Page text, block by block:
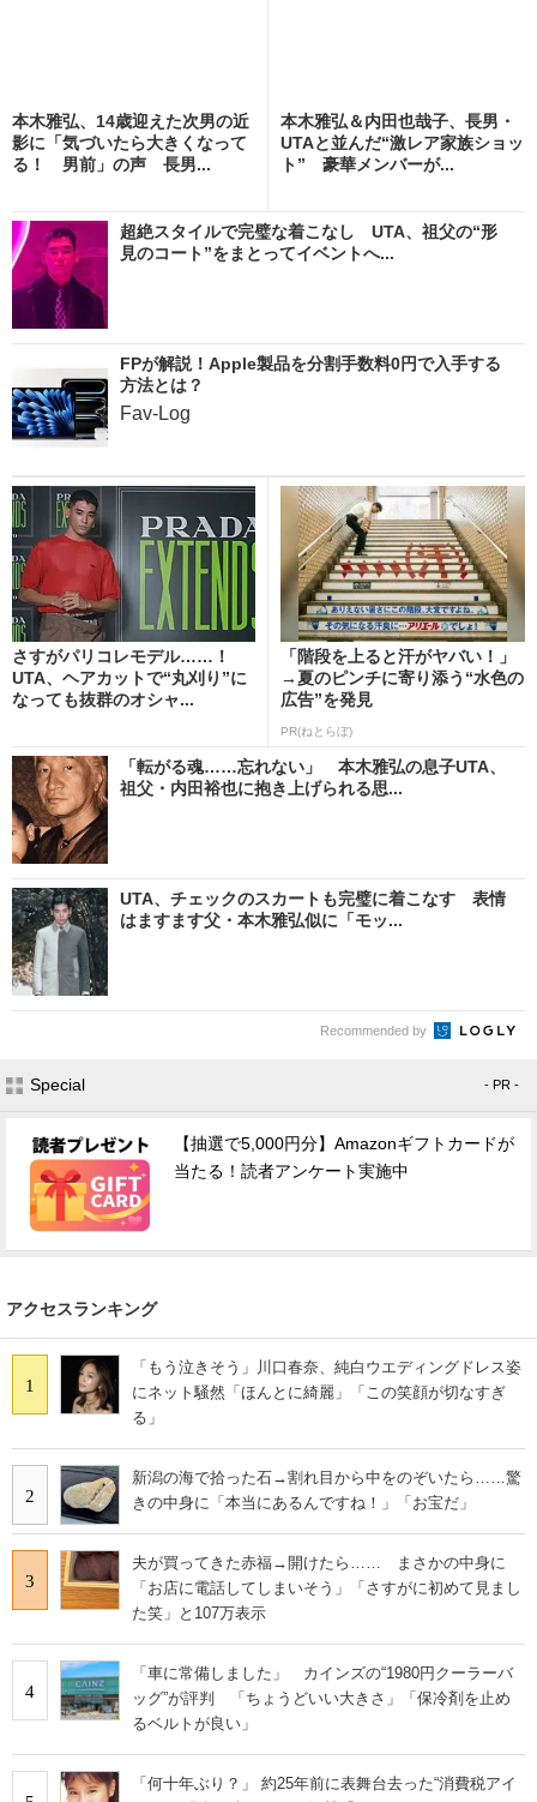
本木雅弘、14歳迎えた次男の近
影に「気づいたら大きくなって
る！ 男前」の声 長男...
本木雅弘＆内田也哉子、長男・
UTAと並んだ“激レア家族ショッ
ト” 豪華メンバーが...
超絶スタイルで完璧な着こなし UTA、祖父の“形
見のコート”をまとってイベントへ...
FPが解説！Apple製品を分割手数料0円で入手する
方法とは？
Fav-Log
さすがパリコレモデル……！
UTA、ヘアカットで“丸刈り”に
なっても抜群のオシャ...
「階段を上ると汗がヤバい！」
→夏のピンチに寄り添う“水色の
広告”を発見
PR(ねとらぼ)
「転がる魂……忘れない」 本木雅弘の息子UTA、
祖父・内田裕也に抱き上げられる思...
UTA、チェックのスカートも完璧に着こなす 表情
はますます父・本木雅弘似に「モッ...
Recommended by
Special - PR -
【抽選で5,000円分】Amazonギフトカードが
当たる！読者アンケート実施中
アクセスランキング
1
「もう泣きそう」川口春奈、純白ウエディングドレス姿
にネット騒然「ほんとに綺麗」「この笑顔が切なすぎ
る」
2
新潟の海で拾った石→割れ目から中をのぞいたら……驚
きの中身に「本当にあるんですね！」「お宝だ」
3
夫が買ってきた赤福→開けたら…… まさかの中身に
「お店に電話してしまいそう」「さすがに初めて見まし
た笑」と107万表示
4
「車に常備しました」 カインズの“1980円クーラーバ
ッグ”が評判 「ちょうどいい大きさ」「保冷剤を止め
るベルトが良い」
「何十年ぶり？」 約25年前に表舞台去った“消費税アイ